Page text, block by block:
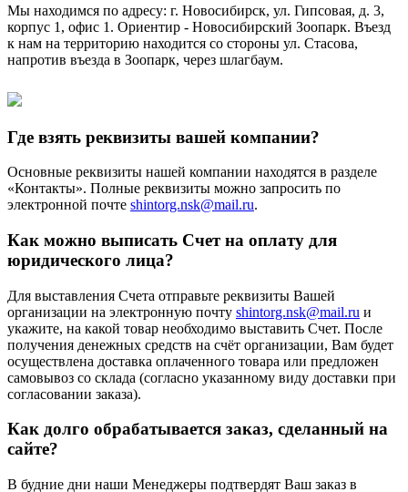
Мы находимся по адресу: г. Новосибирск, ул. Гипсовая, д. 3,
корпус 1, офис 1. Ориентир - Новосибирский Зоопарк. Въезд
к нам на территорию находится со стороны ул. Стасова,
напротив въезда в Зоопарк, через шлагбаум.
Где взять реквизиты вашей компании?
Основные реквизиты нашей компании находятся в разделе
«Контакты». Полные реквизиты можно запросить по
электронной почте shintorg.nsk@mail.ru.
Как можно выписать Счет на оплату для
юридического лица?
Для выставления Счета отправьте реквизиты Вашей
организации на электронную почту shintorg.nsk@mail.ru и
укажите, на какой товар необходимо выставить Счет. После
получения денежных средств на счёт организации, Вам будет
осуществлена доставка оплаченного товара или предложен
самовывоз со склада (согласно указанному виду доставки при
согласовании заказа).
Как долго обрабатывается заказ, сделанный на
сайте?
В будние дни наши Менеджеры подтвердят Ваш заказ в